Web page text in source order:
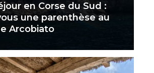
en Corse du Sud :
une parenthèse au
Arcobiato